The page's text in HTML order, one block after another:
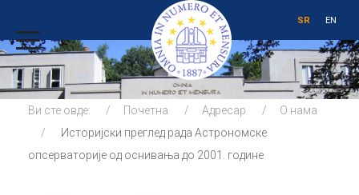
SR EN
Ви сте овде: Почетна Адресар
О нама
Историјски преглед рада Астрономске
опсерваторије од оснивања до 2001. године